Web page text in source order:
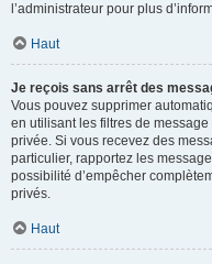
l’administrateur pour plus
Haut
Je reçois sans arrêt des
Vous pouvez supprimer
en utilisant les filtres de
privée. Si vous recevez des
particulier, rapportez les
possibilité d’empêcher
privés.
Haut